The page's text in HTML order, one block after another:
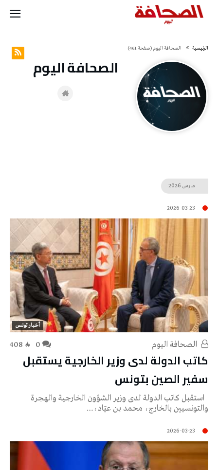
‫الرئيسية‬ (‫صفحة‬ 461)
مارس 2026
2026-03-23
أخبار تونس
408
كاتب الدولة لدى وزير الخارجية يستقبل
سفير الصين بتونس
استقبل كاتب الدولة لدى وزير الشؤون الخارجية والهجرة
والتونسيين بالخارج، محمد بن عيّاد،…
2026-03-23